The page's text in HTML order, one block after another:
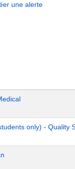
une alerte
only) - Quality